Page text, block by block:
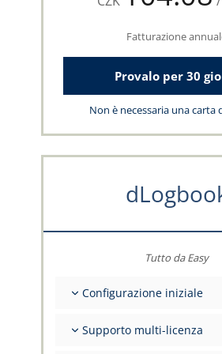
Fatturazione
Provalo per 30
Non è necessaria una carta
Tutto da Easy
Configurazione iniziale
Consulenza sui tuoi dati dal
Supporto multi-licenza